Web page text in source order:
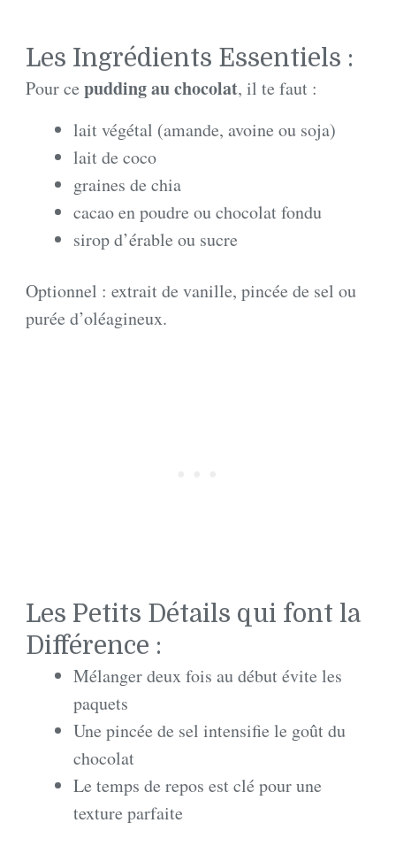
Les Ingrédients Essentiels :
Pour ce pudding au chocolat, il te faut :
lait végétal (amande, avoine ou soja)
lait de coco
graines de chia
cacao en poudre ou chocolat fondu
sirop d’érable ou sucre
Optionnel : extrait de vanille, pincée de sel ou
purée d’oléagineux.
Les Petits Détails qui font la
Différence :
Mélanger deux fois au début évite les
paquets
Une pincée de sel intensifie le goût du
chocolat
Le temps de repos est clé pour une
texture parfaite